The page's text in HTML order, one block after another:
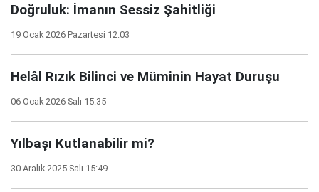
Doğruluk: İmanın Sessiz Şahitliği
19 Ocak 2026 Pazartesi 12:03
Helâl Rızık Bilinci ve Müminin Hayat Duruşu
06 Ocak 2026 Salı 15:35
Yılbaşı Kutlanabilir mi?
30 Aralık 2025 Salı 15:49